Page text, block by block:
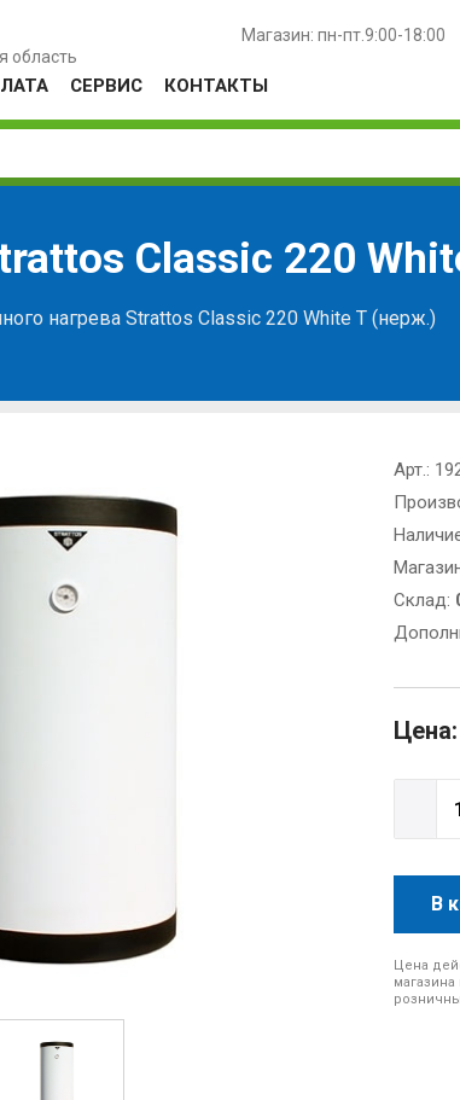
область
Магазин: пн-пт.9:00-18:00
СЕРВИС КОНТАКТЫ
Classic 220
нагрева Strattos Classic 220 White T (нерж.)
Арт.:
Cклад:
Цена:
В
Цена